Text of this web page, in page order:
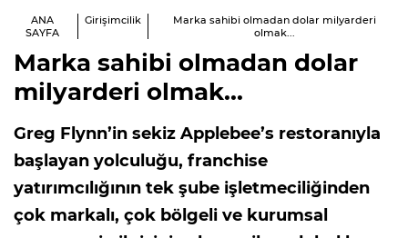
ANA
SAYFA
Girişimcilik
Marka sahibi olmadan dolar milyarderi
olmak...
Marka sahibi olmadan dolar
milyarderi olmak...
Greg Flynn’in sekiz Applebee’s restoranıyla
başlayan yolculuğu, franchise
yatırımcılığının tek şube işletmeciliğinden
çok markalı, çok bölgeli ve kurumsal